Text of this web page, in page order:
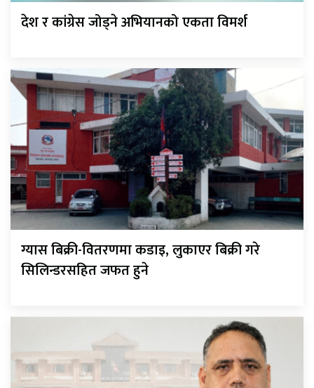
देश र कांग्रेस जोड्ने अभियानको एकता विमर्श
ग्यास बिक्री-वितरणमा कडाइ, लुकाएर बिक्री गरे
सिलिन्डरसहित जफत हुने